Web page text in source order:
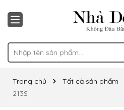
Trang chủ Tất cả sản phẩm
213S